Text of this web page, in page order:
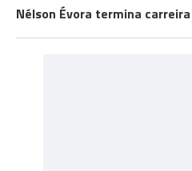
Nélson Évora termina